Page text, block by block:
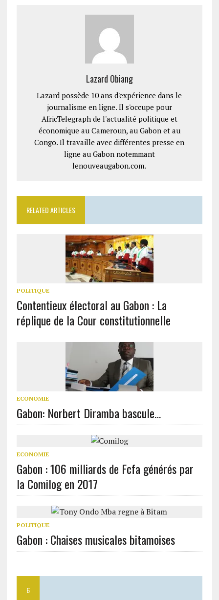
Lazard Obiang
Lazard possède 10 ans d'expérience dans le
journalisme en ligne. Il s'occupe pour
AfricTelegraph de l'actualité politique et
économique au Cameroun, au Gabon et au
Congo. Il travaille avec différentes presse en
ligne au Gabon notemmant
lenouveaugabon.com.
RELATED ARTICLES
POLITIQUE
Contentieux électoral au Gabon : La
réplique de la Cour constitutionnelle
ECONOMIE
Gabon: Norbert Diramba bascule…
ECONOMIE
Gabon : 106 milliards de Fcfa générés par
la Comilog en 2017
POLITIQUE
Gabon : Chaises musicales bitamoises
6